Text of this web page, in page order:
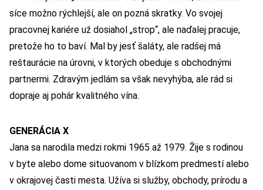
síce možno rýchlejší, ale on pozná skratky. Vo svojej
pracovnej kariére už dosiahol „strop“, ale naďalej pracuje,
pretože ho to baví. Mal by jesť šaláty, ale radšej má
reštaurácie na úrovni, v ktorých obeduje s obchodnými
partnermi. Zdravým jedlám sa však nevyhýba, ale rád si
dopraje aj pohár kvalitného vína.
GENERÁCIA X
Jana sa narodila medzi rokmi 1965 až 1979. Žije s rodinou
v byte alebo dome situovanom v blízkom predmestí alebo
v okrajovej časti mesta. Užíva si služby, obchody, prírodu a